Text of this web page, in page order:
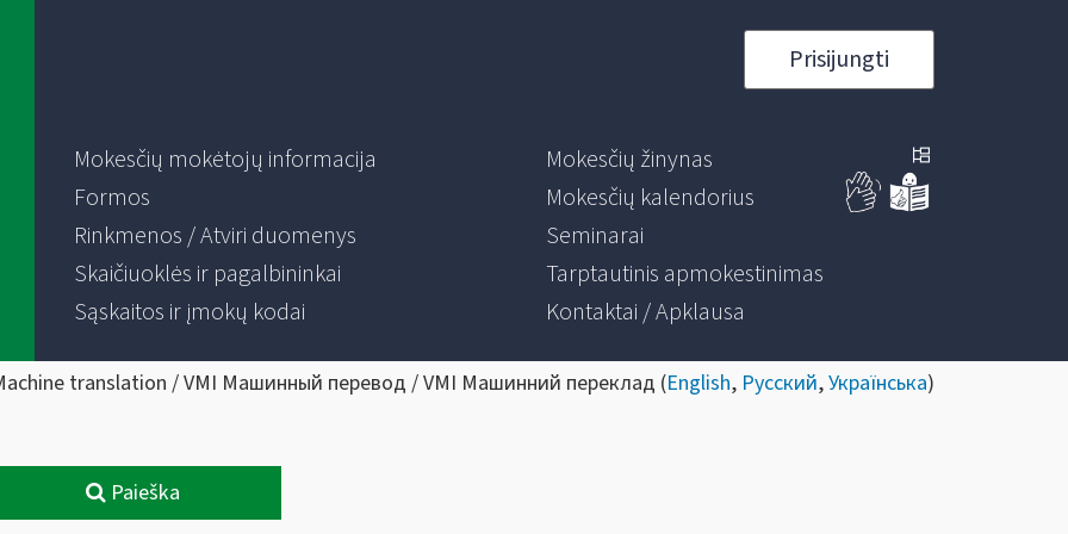
Prisijungti
Mokesčių mokėtojų informacija
Formos
Rinkmenos / Atviri duomenys
Skaičiuoklės ir pagalbininkai
Sąskaitos ir įmokų kodai
Mokesčių žinynas
Mokesčių kalendorius
Seminarai
Tarptautinis apmokestinimas
Kontaktai / Apklausa
translation / VMI Машинный перевод / VMI Машинний переклад (English, Русский,Українська)
Paieška